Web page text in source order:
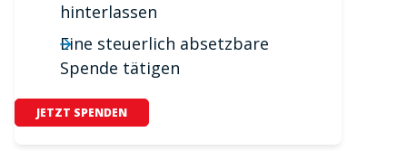
hinterlassen
Eine steuerlich absetzbare
Spende tätigen
JETZT SPENDEN